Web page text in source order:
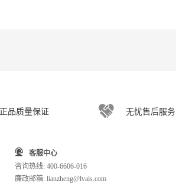
正品质量保证 无忧售后服务
客服中心
咨询热线: 400-6606-016
廉政邮箱: lianzheng@lvais.com